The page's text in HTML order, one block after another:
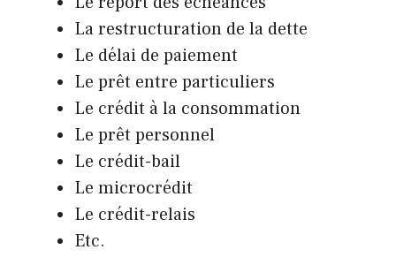
La restructuration de la dette
Le délai de paiement
Le prêt entre particuliers
Le crédit à la consommation
Le prêt personnel
Le crédit-bail
Le microcrédit
Le crédit-relais
Etc.